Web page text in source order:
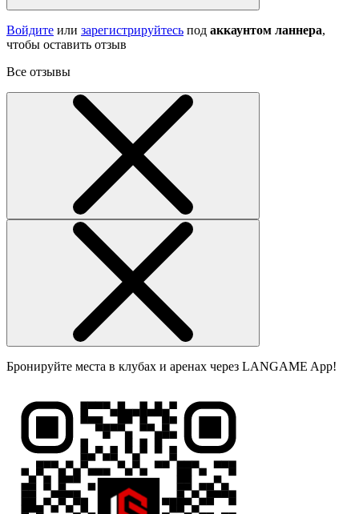
Войдите или зарегистрируйтесь под аккаунтом ланнера,
чтобы оставить отзыв
Все отзывы
Бронируйте места в клубах и аренах через LANGAME App!